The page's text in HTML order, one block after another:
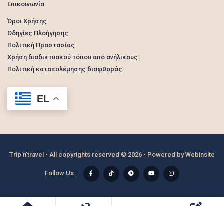
Επικοινωνία
Όροι Χρήσης
Οδηγίες Πλοήγησης
Πολιτική Προστασίας
Χρήση διαδικτυακού τόπου από ανήλικους
Πολιτική καταπολέμησης διαφθοράς
EL
Trip'n'travel - All copyrights reserved © 2026 - Powered byWebinsite
Follow Us :